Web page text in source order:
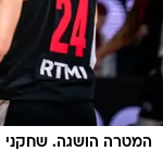
המטרה הושגה. שחקני